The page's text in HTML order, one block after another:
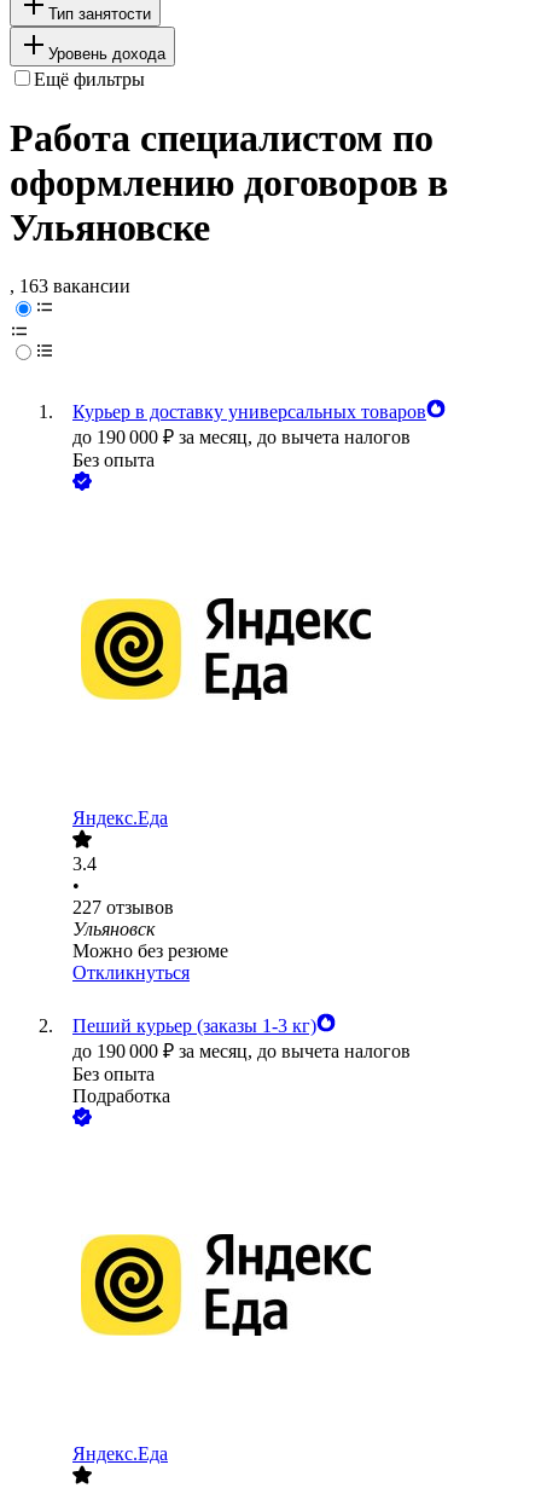
Тип занятости
Уровень дохода
Ещё фильтры
Работа специалистом по
оформлению договоров в
Ульяновске
, 163 вакансии
Курьер в доставку универсальных товаров
до 190 000 ₽ за месяц, до вычета налогов
Без опыта
Яндекс.Еда
3.4
•
227 отзывов
Ульяновск
Можно без резюме
Откликнуться
Пеший курьер (заказы 1-3 кг)
до 190 000 ₽ за месяц, до вычета налогов
Без опыта
Подработка
Яндекс.Еда